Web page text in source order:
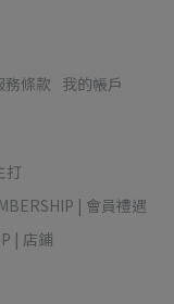
務條款 我的帳戶
打
| 會員禮遇
| 店鋪